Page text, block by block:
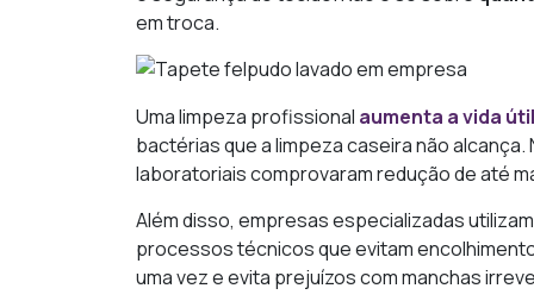
em troca.
Uma limpeza profissional aumenta a vida
bactérias que a limpeza caseira não alcança.
laboratoriais comprovaram redução de até
Além disso, empresas especializadas
processos técnicos que evitam
uma vez e evita prejuízos com manchas